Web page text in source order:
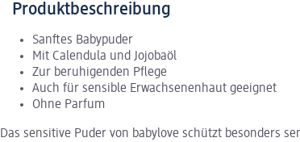
Produktbeschreibung
Sanftes Babypuder
Mit Calendula und Jojobaöl
Zur beruhigenden Pflege
Auch für sensible Erwachsenenhaut geeignet
Ohne Parfum
Das sensitive Puder von babylove schützt besonders